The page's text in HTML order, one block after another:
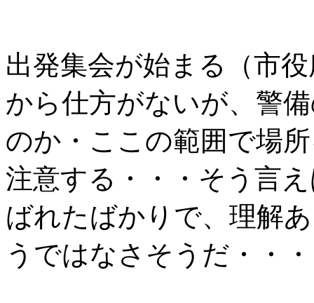
出発集会が始まる（市
から仕方がないが、警
のか・ここの範囲で場
注意する・・・そう言
ばれたばかりで、理解
うではなさそうだ・・